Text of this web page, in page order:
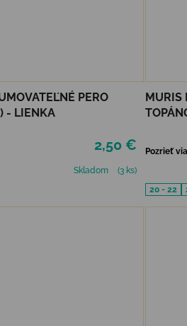
PERO
- LIENKA
2,50 €
Skladom
(3 ks)
MURIS
Pozrieť
20 - 22